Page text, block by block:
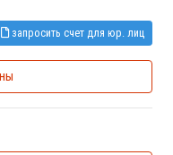
запросить счет для юр. лиц